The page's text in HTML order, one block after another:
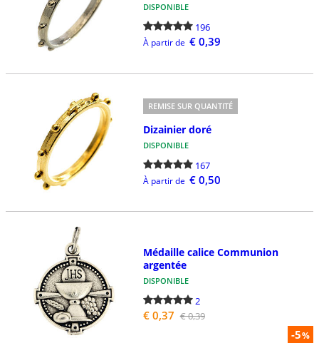
DISPONIBLE
196
À partir de € 0,39
REMISE SUR QUANTITÉ
Dizainier doré
DISPONIBLE
167
À partir de € 0,50
-5%
Médaille calice Communion
argentée
DISPONIBLE
2
€ 0,37 € 0,39